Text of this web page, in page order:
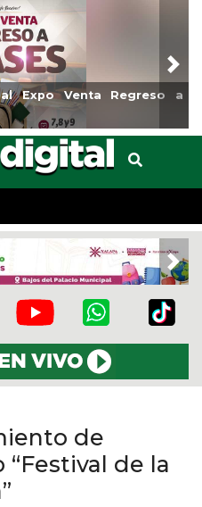
Expo Venta Regreso a
de
de la